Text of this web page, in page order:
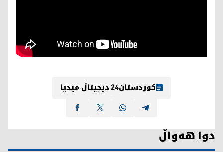
کوردستان24 دیجیتاڵ میدیا
دوا هەواڵ